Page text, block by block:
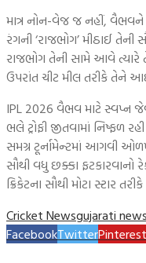
માત્ર નોન-વેજ જ નહીં,
રંગની ‘રાજભોગ’ મીઠાઈ
રાજભોગ તેની સામે આવે ત્યારે
ઉપરાંત ચીટ મીલ તરીકે તેને
IPL 2026 વૈભવ માટે સ્વપ્ન
ભલે ટ્રોફી જીતવામાં નિષ્ફળ
સમગ્ર ટૂર્નામેન્ટમાં આગવી
સૌથી વધુ છક્કા ફટકારવાનો
ક્રિકેટના સૌથી મોટા સ્ટાર
Cricket Newsgujarati news
FacebookTwitterPinterest